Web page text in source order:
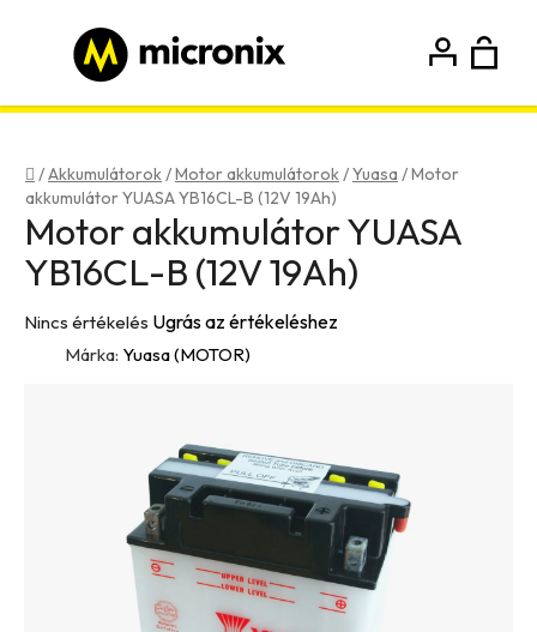
tartalomhoz
Kezdőlap
/Akkumulátorok/Motor akkumulátorok/Yuasa /Motor
akkumulátor YUASA YB16CL-B (12V 19Ah)
Motor akkumulátor YUASA
YB16CL-B (12V 19Ah)
A
termék
Nincs értékelés Ugrás az értékeléshez
Márka: Yuasa (MOTOR)